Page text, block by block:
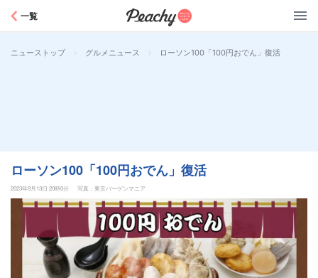
一覧
ニューストップ > グルメニュース > ローソン100「100円おでん」復活
ローソン100「100円おでん」復活
2023年9月13日 20時0分 写真：東京バーゲンマニア